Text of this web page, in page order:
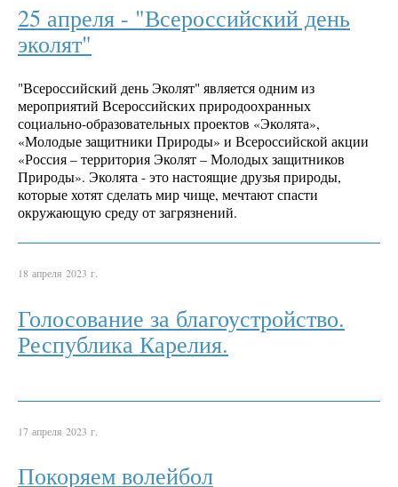
25 апреля - "Всероссийский день
эколят"
"Всероссийский день Эколят" является одним из
мероприятий Всероссийских природоохранных
социально-образовательных проектов «Эколята»,
«Молодые защитники Природы» и Всероссийской акции
«Россия – территория Эколят – Молодых защитников
Природы». Эколята - это настоящие друзья природы,
которые хотят сделать мир чище, мечтают спасти
окружающую среду от загрязнений.
18 апреля 2023 г.
Голосование за благоустройство.
Республика Карелия.
17 апреля 2023 г.
Покоряем волейбол